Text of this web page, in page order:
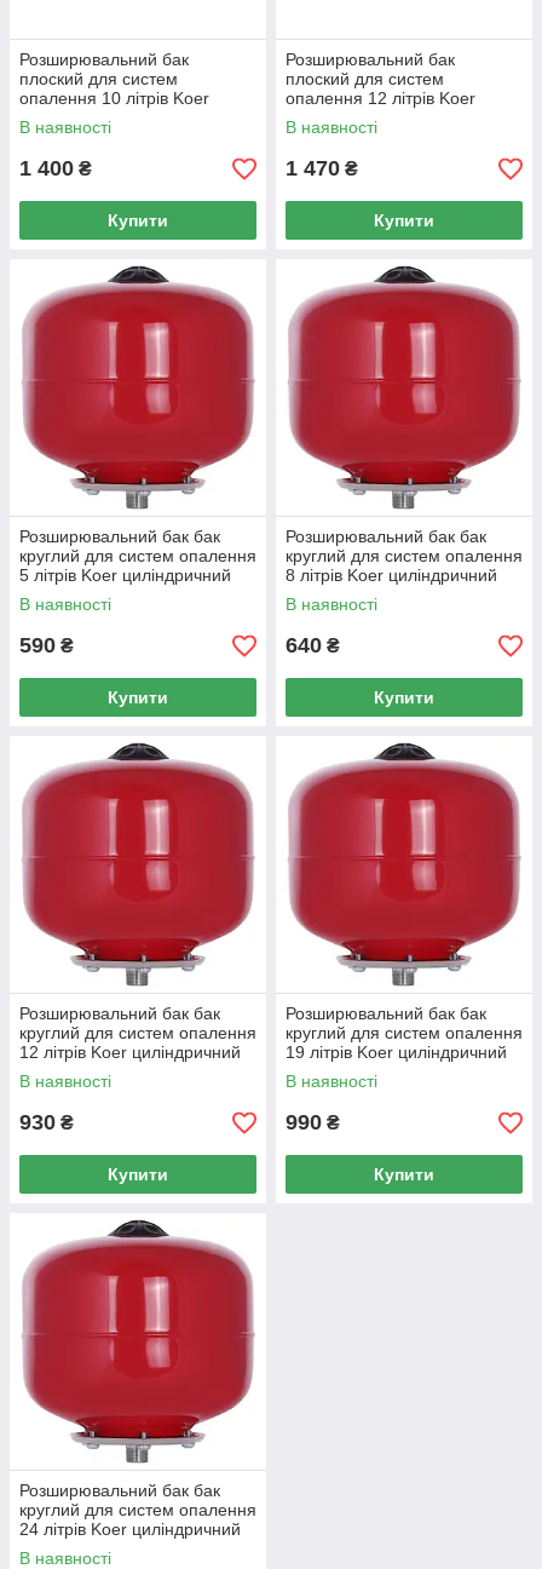
Розширювальний бак
плоский для систем
опалення 10 літрів Koer
плоский
В наявності
1 400 ₴
Купити
Розширювальний бак
плоский для систем
опалення 12 літрів Koer
плоский
В наявності
1 470 ₴
Купити
Розширювальний бак бак
круглий для систем опалення
5 літрів Koer циліндричний
В наявності
590 ₴
Купити
Розширювальний бак бак
круглий для систем опалення
8 літрів Koer циліндричний
В наявності
640 ₴
Купити
Розширювальний бак бак
круглий для систем опалення
12 літрів Koer циліндричний
В наявності
930 ₴
Купити
Розширювальний бак бак
круглий для систем опалення
19 літрів Koer циліндричний
В наявності
990 ₴
Купити
Розширювальний бак бак
круглий для систем опалення
24 літрів Koer циліндричний
В наявності